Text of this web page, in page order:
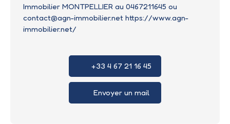
Immobilier MONTPELLIER au 0467211645 ou
contact@agn-immobilier.net https://www.agn-
immobilier.net/
+33 4 67 21 16 45
Envoyer un mail